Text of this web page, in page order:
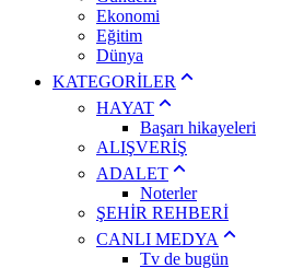
Ekonomi
Eğitim
Dünya
KATEGORİLER
HAYAT
Başarı hikayeleri
ALIŞVERİŞ
ADALET
Noterler
ŞEHİR REHBERİ
CANLI MEDYA
Tv de bugün